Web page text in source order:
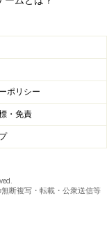
ポリシー
・免責
断複写・転載・公衆送信等